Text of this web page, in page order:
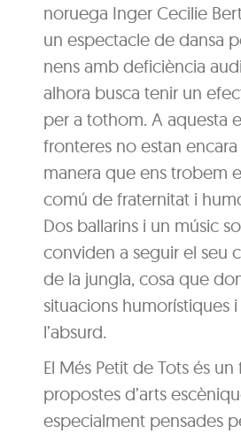
noruega Inger Cecilie
un espectacle de dansa
nens amb deficiència
alhora busca tenir un
per a tothom. A aquesta
fronteres no estan
manera que ens trobem
comú de fraternitat i
Dos ballarins i un músic
conviden a seguir el seu
de la jungla, cosa que
situacions humorístiques
l’absurd.
El Més Petit de Tots és
propostes d’arts
especialment pensades